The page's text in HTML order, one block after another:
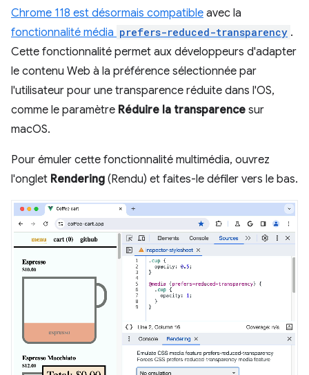
Chrome 118 est désormais compatible avec la
fonctionnalité média prefers-reduced-transparency .
Cette fonctionnalité permet aux développeurs d'adapter
le contenu Web à la préférence sélectionnée par
l'utilisateur pour une transparence réduite dans l'OS,
comme le paramètre Réduire la transparence sur
macOS.
Pour émuler cette fonctionnalité multimédia, ouvrez
l'onglet Rendering (Rendu) et faites-le défiler vers le bas.